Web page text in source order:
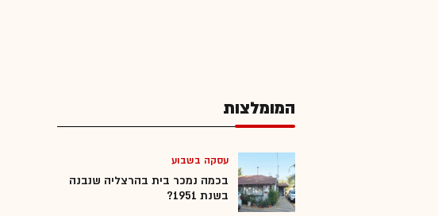
המומלצות
עסקה בשבוע
בכמה נמכר בית בהרצליה שנבנה
בשנת 1951?